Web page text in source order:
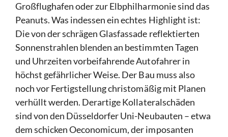
Großflughafen oder zur Elbphilharmonie sind das
Peanuts. Was indessen ein echtes Highlight ist:
Die von der schrägen Glasfassade reflektierten
Sonnenstrahlen blenden an bestimmten Tagen
und Uhrzeiten vorbeifahrende Autofahrer in
höchst gefährlicher Weise. Der Bau muss also
noch vor Fertigstellung christomäßig mit Planen
verhüllt werden. Derartige Kollateralschäden
sind von den Düsseldorfer Uni-Neubauten – etwa
dem schicken Oeconomicum, der imposanten